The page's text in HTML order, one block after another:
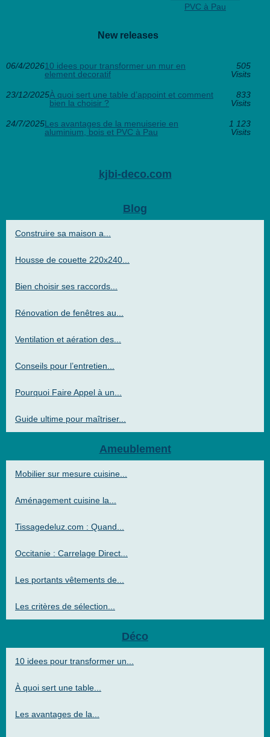
PVC à Pau
New releases
06/4/202610 idees pour transformer un mur en
element decoratif
505
Visits
23/12/2025À quoi sert une table d’appoint et comment
bien la choisir ?
833
Visits
24/7/2025Les avantages de la menuiserie en
aluminium, bois et PVC à Pau
1 123
Visits
kjbi-deco.com
Blog
Construire sa maison a...
Housse de couette 220x240...
Bien choisir ses raccords...
Rénovation de fenêtres au...
Ventilation et aération des...
Conseils pour l’entretien...
Pourquoi Faire Appel à un...
Guide ultime pour maîtriser...
Ameublement
Mobilier sur mesure cuisine...
Aménagement cuisine la...
Tissagedeluz.com : Quand...
Occitanie : Carrelage Direct...
Les portants vêtements de...
Les critères de sélection...
Déco
10 idees pour transformer un...
À quoi sert une table...
Les avantages de la...